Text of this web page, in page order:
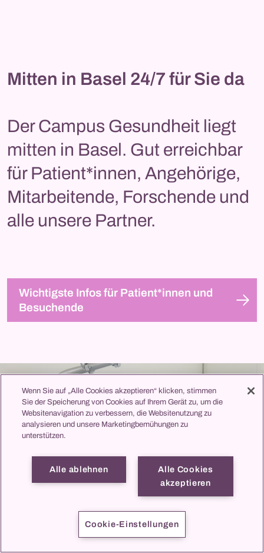
Mitten in Basel 24/7 für Sie da
Der Campus Gesundheit liegt
mitten in Basel. Gut erreichbar
für Patient*innen, Angehörige,
Mitarbeitende, Forschende und
alle unsere Partner.
Wichtigste Infos für Patient*innen und
Besuchende
Wenn Sie auf „Alle Cookies akzeptieren“ klicken, stimmen
Sie der Speicherung von Cookies auf Ihrem Gerät zu, um die
Websitenavigation zu verbessern, die Websitenutzung zu
analysieren und unsere Marketingbemühungen zu
unterstützen.
Alle Cookies
akzeptieren
Alle ablehnen
Cookie-Einstellungen